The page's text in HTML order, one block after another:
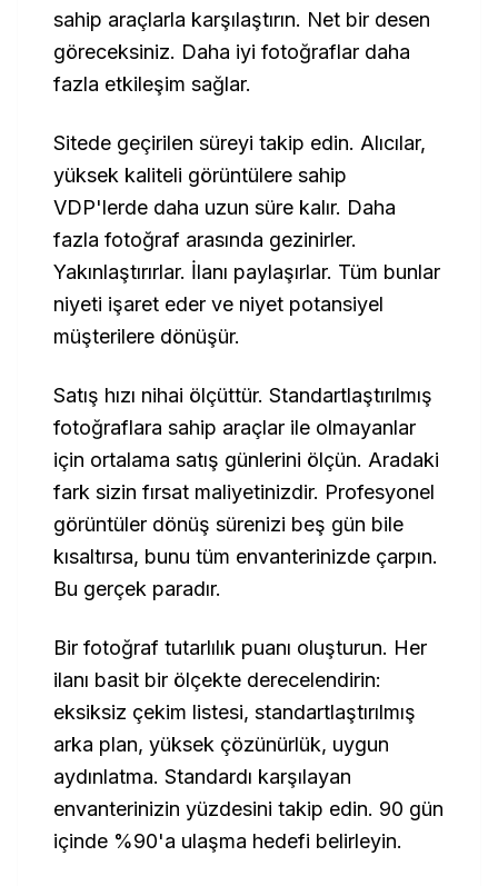
sahip araçlarla karşılaştırın. Net bir desen
göreceksiniz. Daha iyi fotoğraflar daha
fazla etkileşim sağlar.
Sitede geçirilen süreyi takip edin. Alıcılar,
yüksek kaliteli görüntülere sahip
VDP'lerde daha uzun süre kalır. Daha
fazla fotoğraf arasında gezinirler.
Yakınlaştırırlar. İlanı paylaşırlar. Tüm bunlar
niyeti işaret eder ve niyet potansiyel
müşterilere dönüşür.
Satış hızı nihai ölçüttür. Standartlaştırılmış
fotoğraflara sahip araçlar ile olmayanlar
için ortalama satış günlerini ölçün. Aradaki
fark sizin fırsat maliyetinizdir. Profesyonel
görüntüler dönüş sürenizi beş gün bile
kısaltırsa, bunu tüm envanterinizde çarpın.
Bu gerçek paradır.
Bir fotoğraf tutarlılık puanı oluşturun. Her
ilanı basit bir ölçekte derecelendirin:
eksiksiz çekim listesi, standartlaştırılmış
arka plan, yüksek çözünürlük, uygun
aydınlatma. Standardı karşılayan
envanterinizin yüzdesini takip edin. 90 gün
içinde %90'a ulaşma hedefi belirleyin.